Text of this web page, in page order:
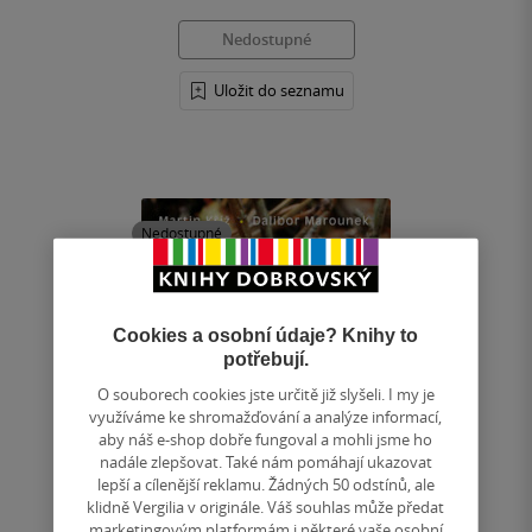
Nedostupné
Uložit do seznamu
Nedostupné
Cookies a osobní údaje? Knihy to
potřebují.
O souborech cookies jste určitě již slyšeli. I my je
využíváme ke shromažďování a analýze informací,
aby náš e-shop dobře fungoval a mohli jsme ho
nadále zlepšovat. Také nám pomáhají ukazovat
lepší a cílenější reklamu. Žádných 50 odstínů, ale
klidně Vergilia v originále. Váš souhlas může předat